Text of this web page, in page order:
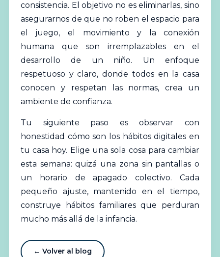
consistencia. El objetivo no es eliminarlas, sino
asegurarnos de que no roben el espacio para
el juego, el movimiento y la conexión
humana que son irremplazables en el
desarrollo de un niño. Un enfoque
respetuoso y claro, donde todos en la casa
conocen y respetan las normas, crea un
ambiente de confianza.
Tu siguiente paso es observar con
honestidad cómo son los hábitos digitales en
tu casa hoy. Elige una sola cosa para cambiar
esta semana: quizá una zona sin pantallas o
un horario de apagado colectivo. Cada
pequeño ajuste, mantenido en el tiempo,
construye hábitos familiares que perduran
mucho más allá de la infancia.
← Volver al blog